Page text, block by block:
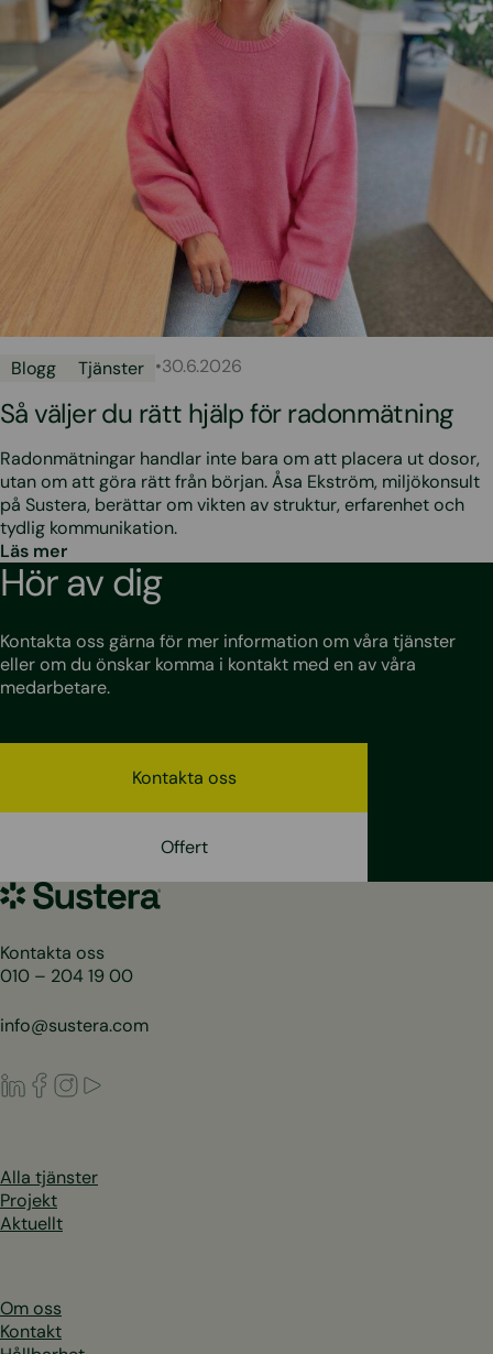
Blogg Tjänster •30.6.2026
Så väljer du rätt hjälp för radonmätning
Radonmätningar handlar inte bara om att placera ut dosor,
utan om att göra rätt från början. Åsa Ekström, miljökonsult
på Sustera, berättar om vikten av struktur, erfarenhet och
tydlig kommunikation.
Läs mer
Hör av dig
Kontakta oss gärna för mer information om våra tjänster
eller om du önskar komma i kontakt med en av våra
medarbetare.
Kontakta oss
Offert
Sustera
Sweden
Kontakta oss
010 – 204 19 00
info@sustera.com
LinkedIn
Facebook
Instagram
Alla tjänster
Projekt
Aktuellt
Om oss
Kontakt